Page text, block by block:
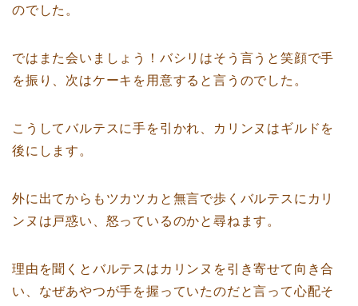
のでした。
ではまた会いましょう！バシリはそう言うと笑顔で手
を振り、次はケーキを用意すると言うのでした。
こうしてバルテスに手を引かれ、カリンヌはギルドを
後にします。
外に出てからもツカツカと無言で歩くバルテスにカリ
ンヌは戸惑い、怒っているのかと尋ねます。
理由を聞くとバルテスはカリンヌを引き寄せて向き合
い、なぜあやつが手を握っていたのだと言って心配そ